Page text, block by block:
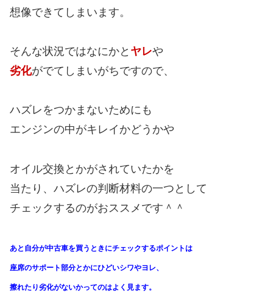
想像できてしまいます。
そんな状況ではなにかと ヤレや
劣化がでてしまいがちですので、
ハズレをつかまないためにも
エンジンの中がキレイかどうかや
オイル交換とかがされていたかを
当たり、ハズレの判断材料の一つとして
チェックするのがおススメです＾＾
あと自分が中古車を買うときにチェックするポイントは
座席のサポート部分とかにひどいシワやヨレ、
擦れたり劣化がないかってのはよく見ます。